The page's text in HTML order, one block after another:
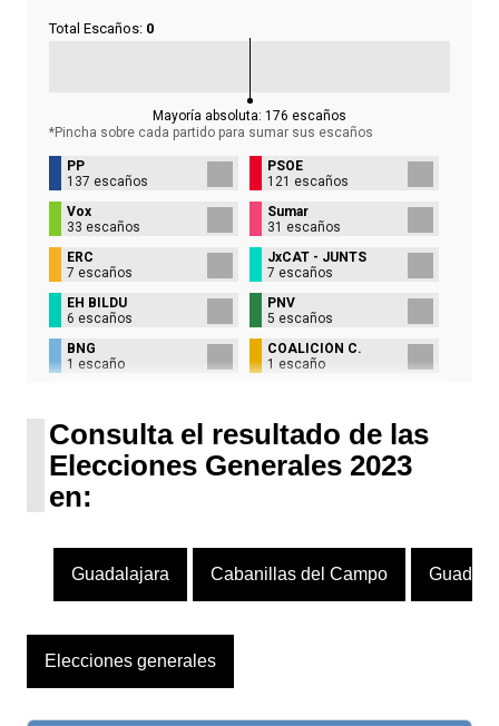
Total Escaños: 0
Mayoría absoluta: 176 escaños
*Pincha sobre cada partido para sumar sus escaños
PP
137 escaños
PSOE
121 escaños
Vox
33 escaños
Sumar
31 escaños
ERC
7 escaños
JxCAT - JUNTS
7 escaños
EH BILDU
6 escaños
PNV
5 escaños
BNG
1 escaño
COALICIÓN C.
1 escaño
Consulta el resultado de las
Elecciones Generales 2023
en:
Guadalajara Cabanillas del Campo
Elecciones generales